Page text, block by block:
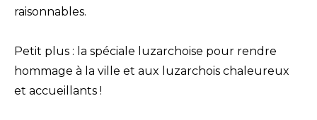
raisonnables.
Petit plus : la spéciale luzarchoise pour rendre
hommage à la ville et aux luzarchois chaleureux
et accueillants !